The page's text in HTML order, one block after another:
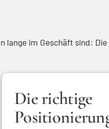
lange im Geschäft sind:
Die richtige